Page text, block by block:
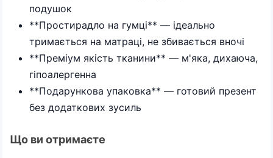
подушок
**Простирадло на гумці** — ідеально
тримається на матраці, не збивається вночі
**Преміум якість тканини** — м'яка, дихаюча,
гіпоалергенна
**Подарункова упаковка** — готовий презент
без додаткових зусиль
Що ви отримаєте